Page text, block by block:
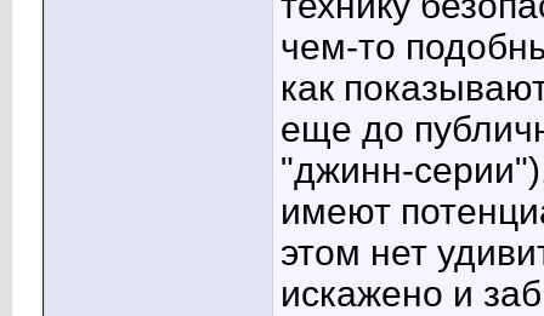
чем-то
как
еще до
"джинн-
имеют
этом нет
искажено и